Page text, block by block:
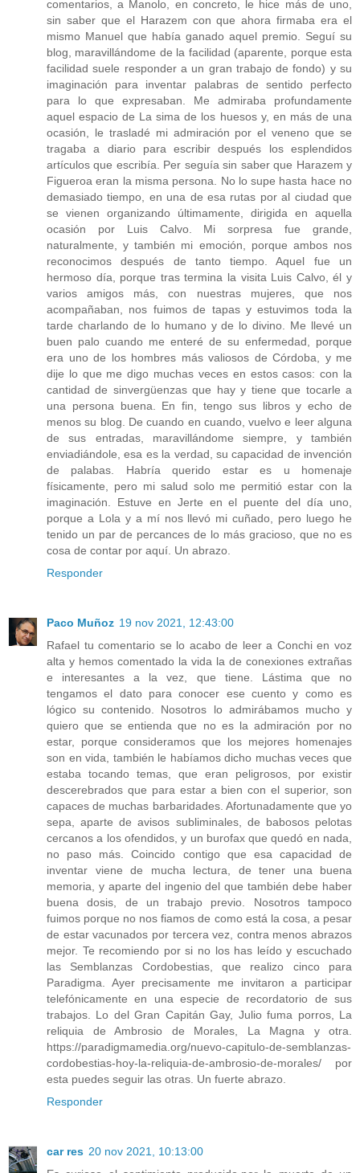
comentarios, a Manolo, en concreto, le hice más de uno,
sin saber que el Harazem con que ahora firmaba era el
mismo Manuel que había ganado aquel premio. Seguí su
blog, maravillándome de la facilidad (aparente, porque esta
facilidad suele responder a un gran trabajo de fondo) y su
imaginación para inventar palabras de sentido perfecto
para lo que expresaban. Me admiraba profundamente
aquel espacio de La sima de los huesos y, en más de una
ocasión, le trasladé mi admiración por el veneno que se
tragaba a diario para escribir después los esplendidos
artículos que escribía. Per seguía sin saber que Harazem y
Figueroa eran la misma persona. No lo supe hasta hace no
demasiado tiempo, en una de esa rutas por al ciudad que
se vienen organizando últimamente, dirigida en aquella
ocasión por Luis Calvo. Mi sorpresa fue grande,
naturalmente, y también mi emoción, porque ambos nos
reconocimos después de tanto tiempo. Aquel fue un
hermoso día, porque tras termina la visita Luis Calvo, él y
varios amigos más, con nuestras mujeres, que nos
acompañaban, nos fuimos de tapas y estuvimos toda la
tarde charlando de lo humano y de lo divino. Me llevé un
buen palo cuando me enteré de su enfermedad, porque
era uno de los hombres más valiosos de Córdoba, y me
dije lo que me digo muchas veces en estos casos: con la
cantidad de sinvergüenzas que hay y tiene que tocarle a
una persona buena. En fin, tengo sus libros y echo de
menos su blog. De cuando en cuando, vuelvo e leer alguna
de sus entradas, maravillándome siempre, y también
enviadiándole, esa es la verdad, su capacidad de invención
de palabas. Habría querido estar es u homenaje
físicamente, pero mi salud solo me permitió estar con la
imaginación. Estuve en Jerte en el puente del día uno,
porque a Lola y a mí nos llevó mi cuñado, pero luego he
tenido un par de percances de lo más gracioso, que no es
cosa de contar por aquí. Un abrazo.
Responder
Paco Muñoz 19 nov 2021, 12:43:00
Rafael tu comentario se lo acabo de leer a Conchi en voz
alta y hemos comentado la vida la de conexiones extrañas
e interesantes a la vez, que tiene. Lástima que no
tengamos el dato para conocer ese cuento y como es
lógico su contenido. Nosotros lo admirábamos mucho y
quiero que se entienda que no es la admiración por no
estar, porque consideramos que los mejores homenajes
son en vida, también le habíamos dicho muchas veces que
estaba tocando temas, que eran peligrosos, por existir
descerebrados que para estar a bien con el superior, son
capaces de muchas barbaridades. Afortunadamente que yo
sepa, aparte de avisos subliminales, de babosos pelotas
cercanos a los ofendidos, y un burofax que quedó en nada,
no paso más. Coincido contigo que esa capacidad de
inventar viene de mucha lectura, de tener una buena
memoria, y aparte del ingenio del que también debe haber
buena dosis, de un trabajo previo. Nosotros tampoco
fuimos porque no nos fiamos de como está la cosa, a pesar
de estar vacunados por tercera vez, contra menos abrazos
mejor. Te recomiendo por si no los has leído y escuchado
las Semblanzas Cordobestias, que realizo cinco para
Paradigma. Ayer precisamente me invitaron a participar
telefónicamente en una especie de recordatorio de sus
trabajos. Lo del Gran Capitán Gay, Julio fuma porros, La
reliquia de Ambrosio de Morales, La Magna y otra.
https://paradigmamedia.org/nuevo-capitulo-de-semblanzas-
cordobestias-hoy-la-reliquia-de-ambrosio-de-morales/ por
esta puedes seguir las otras. Un fuerte abrazo.
Responder
car res 20 nov 2021, 10:13:00